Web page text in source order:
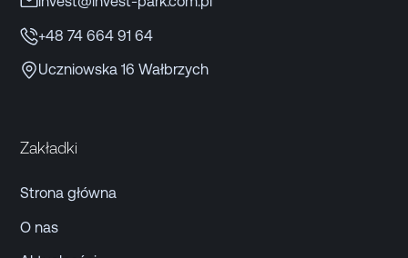
+48 74 664 91 64
Uczniowska 16 Wałbrzych
Zakładki
Strona główna
O nas